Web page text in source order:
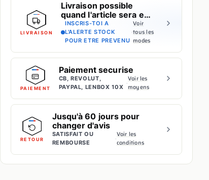
LIVRAISON
Livraison possible
quand l'article sera en
stock
INSCRIS-TOI A
L'ALERTE STOCK
POUR ETRE PREVENU
·
Voir
tous les
modes
PAIEMENT
Paiement securise
CB, REVOLUT,
PAYPAL, LENBOX 10X ·Voir les
moyens
RETOUR
Jusqu'à 60 jours pour
changer d'avis
SATISFAIT OU
REMBOURSE
·Voir les
conditions